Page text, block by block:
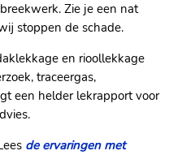
Zie je een nat
stoppen de schade.​
en rioollekkage
traceergas,
een helder lekrapport voor
de ervaringen met